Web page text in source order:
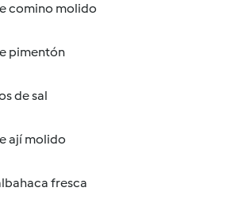
comino molido
pimentón
de sal
ají molido
fresca